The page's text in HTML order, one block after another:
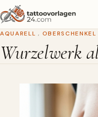
AQUARELL , OBERSCHENKEL
Wurzelwerk